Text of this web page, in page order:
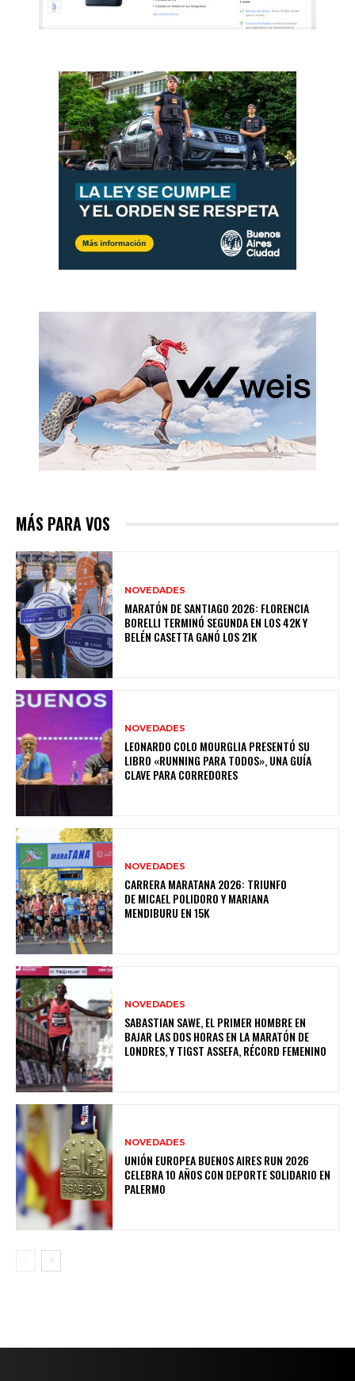
MÁS PARA VOS
NOVEDADES
MARATÓN DE SANTIAGO 2026: FLORENCIA
BORELLI TERMINÓ SEGUNDA EN LOS 42K Y
BELÉN CASETTA GANÓ LOS 21K
NOVEDADES
LEONARDO COLO MOURGLIA PRESENTÓ SU
LIBRO «RUNNING PARA TODOS», UNA GUÍA
CLAVE PARA CORREDORES
NOVEDADES
CARRERA MARATANA 2026: TRIUNFO
DE MICAEL POLIDORO Y MARIANA
MENDIBURU EN 15K
NOVEDADES
SABASTIAN SAWE, EL PRIMER HOMBRE EN
BAJAR LAS DOS HORAS EN LA MARATÓN DE
LONDRES, Y TIGST ASSEFA, RÉCORD FEMENINO
NOVEDADES
UNIÓN EUROPEA BUENOS AIRES RUN 2026
CELEBRA 10 AÑOS CON DEPORTE SOLIDARIO EN
PALERMO